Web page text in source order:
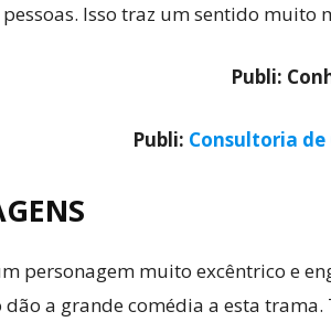
Isso traz um sentido muito
Publi:
Publi: Consultoria de
personagem muito excêntrico e
dão a grande comédia a esta